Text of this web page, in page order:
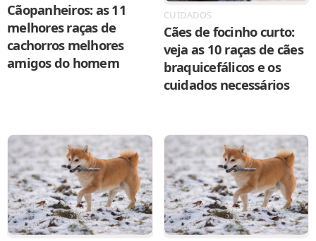
Cãopanheiros: as 11
melhores raças de
cachorros melhores
amigos do homem
CUIDADOS
Cães de focinho curto:
veja as 10 raças de cães
braquicefálicos e os
cuidados necessários